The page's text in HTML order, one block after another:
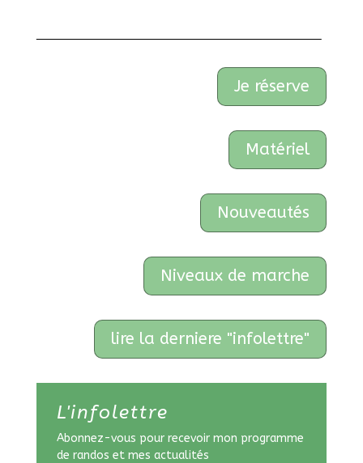
Je réserve
Matériel
Nouveautés
Niveaux de marche
lire la derniere "infolettre"
L'infolettre
Abonnez-vous pour recevoir mon programme
de randos et mes actualités